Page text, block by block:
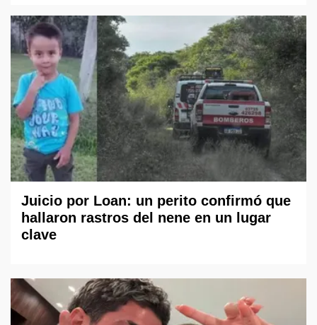
Juicio por Loan: un perito confirmó que
hallaron rastros del nene en un lugar
clave